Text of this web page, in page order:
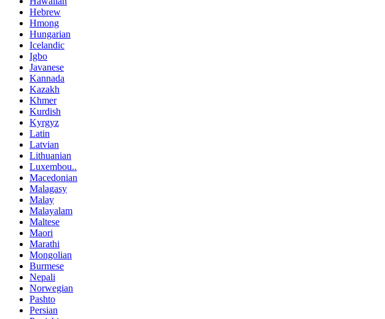
Hebrew
Hmong
Hungarian
Icelandic
Igbo
Javanese
Kannada
Kazakh
Khmer
Kurdish
Kyrgyz
Latin
Latvian
Lithuanian
Luxembou..
Macedonian
Malagasy
Malay
Malayalam
Maltese
Maori
Marathi
Mongolian
Burmese
Nepali
Norwegian
Pashto
Persian